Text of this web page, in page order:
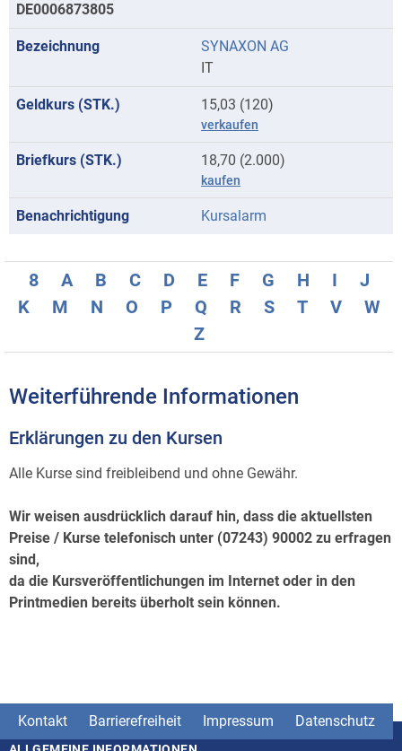
DE0006873805
SYNAXON AG
IT
15,03 (120)
verkaufen
18,70 (2.000)
kaufen
Kursalarm
8 A B C D E F G H I
J
K
M N O P Q R S T V
W
Z
Weiterführende Informationen
Erklärungen zu den Kursen
Alle Kurse sind freibleibend und ohne Gewähr.
Wir weisen ausdrücklich darauf hin, dass die aktuellsten
Preise / Kurse telefonisch unter (07243) 90002 zu erfragen
sind,
da die Kursveröffentlichungen im Internet oder in den
Printmedien bereits überholt sein können.
Kontakt Barrierefreiheit Impressum Datenschutz